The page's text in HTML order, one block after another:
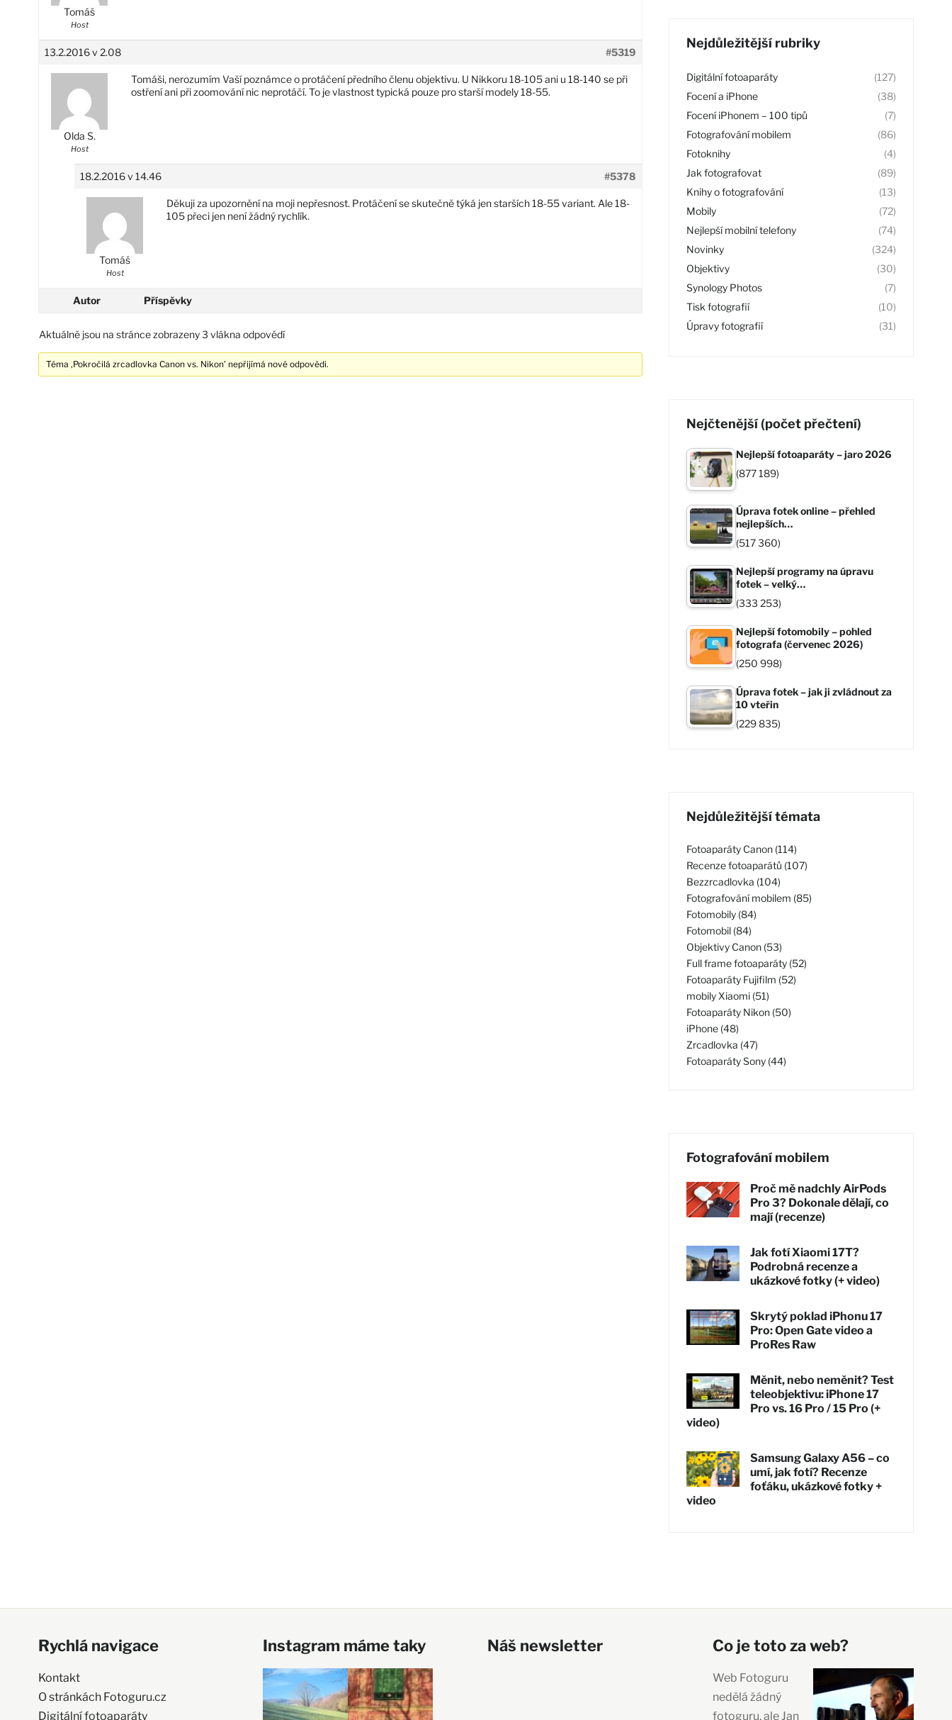
Tomáš
Host
13.2.2016 v 2.08 #5319
Olda S.
Host
Tomáši, nerozumím Vaší poznámce o protáčení předního členu objektivu. U Nikkoru 18-105 ani u 18-140 se při
ostření ani při zoomování nic neprotáčí. To je vlastnost typická pouze pro starší modely 18-55.
18.2.2016 v 14.46 #5378
Tomáš
Host
Děkuji za upozornění na moji nepřesnost. Protáčení se skutečně týká jen starších 18-55 variant. Ale 18-
105 přeci jen není žádný rychlík.
Autor Příspěvky
Aktuálně jsou na stránce zobrazeny 3 vlákna odpovědí
Téma ‚Pokročilá zrcadlovka Canon vs. Nikon’ nepřijímá nové odpovědi.
Nejdůležitější rubriky
Digitální fotoaparáty
(127)
Focení a iPhone
(38)
Focení iPhonem – 100 tipů
(7)
Fotografování mobilem
(86)
Fotoknihy
(4)
Jak fotografovat
(89)
Knihy o fotografování
(13)
Mobily
(72)
Nejlepší mobilní telefony
(74)
Novinky
(324)
Objektivy
(30)
Synology Photos
(7)
Tisk fotografií
(10)
Úpravy fotografií
(31)
Nejčtenější (počet přečtení)
Nejlepší fotoaparáty – jaro 2026
(877 189)
Úprava fotek online – přehled
nejlepších…
(517 360)
Nejlepší programy na úpravu
fotek – velký…
(333 253)
Nejlepší fotomobily – pohled
fotografa (červenec 2026)
(250 998)
Úprava fotek – jak ji zvládnout za
10 vteřin
(229 835)
Nejdůležitější témata
Fotoaparáty Canon (114)
Recenze fotoaparátů (107)
Bezzrcadlovka (104)
Fotografování mobilem (85)
Fotomobily (84)
Fotomobil (84)
Objektivy Canon (53)
Full frame fotoaparáty (52)
Fotoaparáty Fujifilm (52)
mobily Xiaomi (51)
Fotoaparáty Nikon (50)
iPhone (48)
Zrcadlovka (47)
Fotoaparáty Sony (44)
Fotografování mobilem
Proč mě nadchly AirPods
Pro 3? Dokonale dělají, co
mají (recenze)
Jak fotí Xiaomi 17T?
Podrobná recenze a
ukázkové fotky (+ video)
Skrytý poklad iPhonu 17
Pro: Open Gate video a
ProRes Raw
Měnit, nebo neměnit? Test
teleobjektivu: iPhone 17
Pro vs. 16 Pro / 15 Pro (+
video)
Samsung Galaxy A56 – co
umí, jak fotí? Recenze
foťáku, ukázkové fotky +
video
Rychlá navigace
Kontakt
O stránkách Fotoguru.cz
Digitální fotoaparáty
Instagram máme taky Náš newsletter Co je toto za web?
Web Fotoguru
nedělá žádný
fotoguru, ale Jan